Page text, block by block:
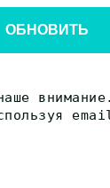
ОБНОВИТЬ
внимание.